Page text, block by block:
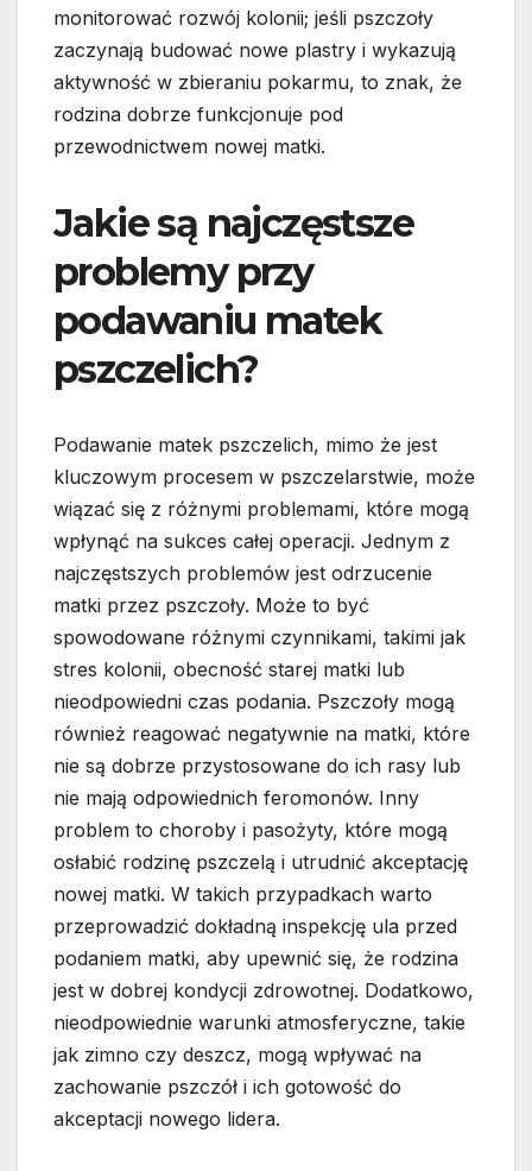
monitorować rozwój kolonii; jeśli pszczoły
zaczynają budować nowe plastry i wykazują
aktywność w zbieraniu pokarmu, to znak, że
rodzina dobrze funkcjonuje pod
przewodnictwem nowej matki.
Jakie są najczęstsze
problemy przy
podawaniu matek
pszczelich?
Podawanie matek pszczelich, mimo że jest
kluczowym procesem w pszczelarstwie, może
wiązać się z różnymi problemami, które mogą
wpłynąć na sukces całej operacji. Jednym z
najczęstszych problemów jest odrzucenie
matki przez pszczoły. Może to być
spowodowane różnymi czynnikami, takimi jak
stres kolonii, obecność starej matki lub
nieodpowiedni czas podania. Pszczoły mogą
również reagować negatywnie na matki, które
nie są dobrze przystosowane do ich rasy lub
nie mają odpowiednich feromonów. Inny
problem to choroby i pasożyty, które mogą
osłabić rodzinę pszczelą i utrudnić akceptację
nowej matki. W takich przypadkach warto
przeprowadzić dokładną inspekcję ula przed
podaniem matki, aby upewnić się, że rodzina
jest w dobrej kondycji zdrowotnej. Dodatkowo,
nieodpowiednie warunki atmosferyczne, takie
jak zimno czy deszcz, mogą wpływać na
zachowanie pszczół i ich gotowość do
akceptacji nowego lidera.